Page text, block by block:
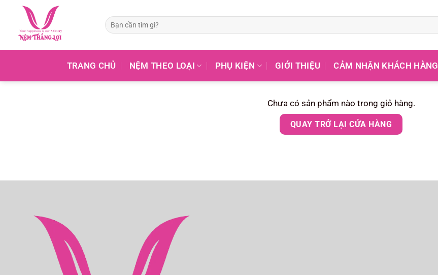
Tìm
kiếm:
TRANG CHỦ NỆM THEO LOẠI PHỤ KIỆN GIỚI THIỆU CẢM NHẬN KHÁCH HÀNG
Chưa có sản phẩm nào trong giỏ hàng.
QUAY TRỞ LẠI CỬA HÀNG